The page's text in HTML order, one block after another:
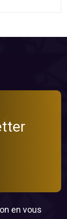
en vous